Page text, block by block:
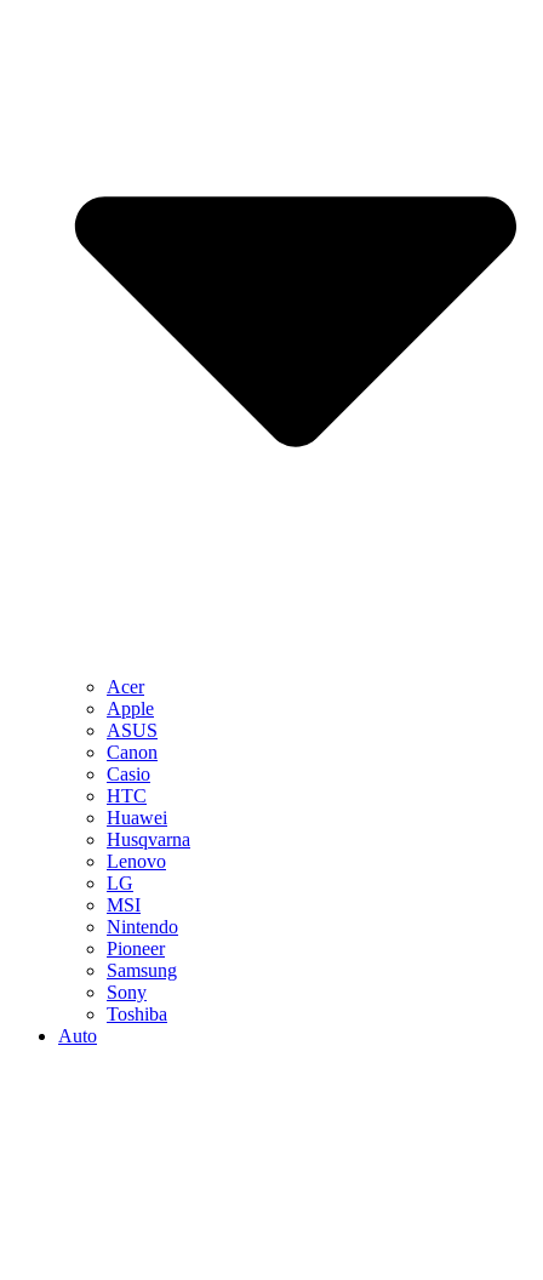
Acer
Apple
ASUS
Canon
Casio
HTC
Huawei
Husqvarna
Lenovo
LG
MSI
Nintendo
Pioneer
Samsung
Sony
Toshiba
Auto